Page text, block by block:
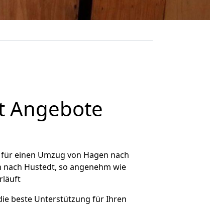
Angebote
einen Umzug von Hagen nach
Hustedt, so angenehm wie
beste Unterstützung für Ihren